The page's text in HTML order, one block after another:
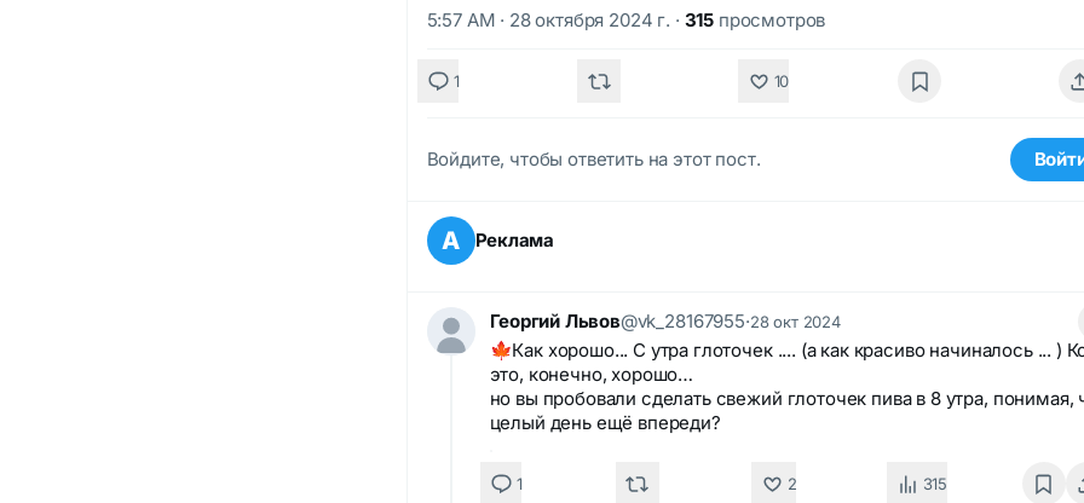
5:57 AM · 28 октября 2024 г. · 315 просмотров
1 10
Войдите, чтобы ответить на этот пост.
А Реклама
Георгий Львов@vk_28167955·28 окт 2024
🍁Как хорошо... С утра глоточек .... (а как красиво начиналось ... )
это, конечно, хорошо…
но вы пробовали сделать свежий глоточек пива в 8 утра, понимая,
целый день ещё впереди?
1 2 315